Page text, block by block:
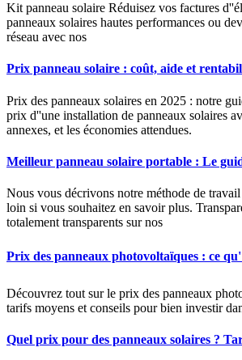
Kit panneau solaire Réduisez vos factures
panneaux solaires hautes performances ou
réseau avec nos
Prix panneau solaire : coût, aide et
Prix des panneaux solaires en 2025 : notre
prix d''une installation de panneaux solaires
annexes, et les économies attendues.
Meilleur panneau solaire portable : Le
Nous vous décrivons notre méthode de
loin si vous souhaitez en savoir plus.
totalement transparents sur nos
Prix des panneaux photovoltaïques : ce
Découvrez tout sur le prix des panneaux
tarifs moyens et conseils pour bien investir
Quel prix pour des panneaux solaires ?